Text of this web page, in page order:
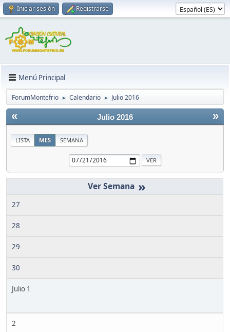
Iniciar sesión Registrarse
Menú Principal
ForumMontefrio ► Calendario ► Julio 2016
« »
Julio 2016
LISTA MES SEMANA
»
27
28
29
30
Julio 1
2